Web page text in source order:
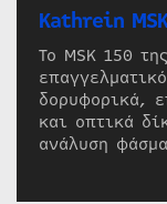
Kathrein
Το MSK 150
δορυφορικά,
και οπτικά
ανάλυση